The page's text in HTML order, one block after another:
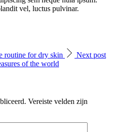
vel, luctus pulvinar.
routine for dry skin
Next post
of the world
Vereiste velden zijn